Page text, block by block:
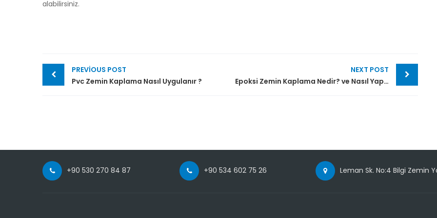
alabilirsiniz.
Post
navigation
PREVIOUS POST
Pvc Zemin Kaplama Nasıl Uygulanır ?
NEXT POST
Epoksi Zemin Kaplama Nedir? ve Nasıl Yapılır?
+90 530 270 84 87 +90 534 602 75 26 Leman Sk. No:4 Bilgi Zemin